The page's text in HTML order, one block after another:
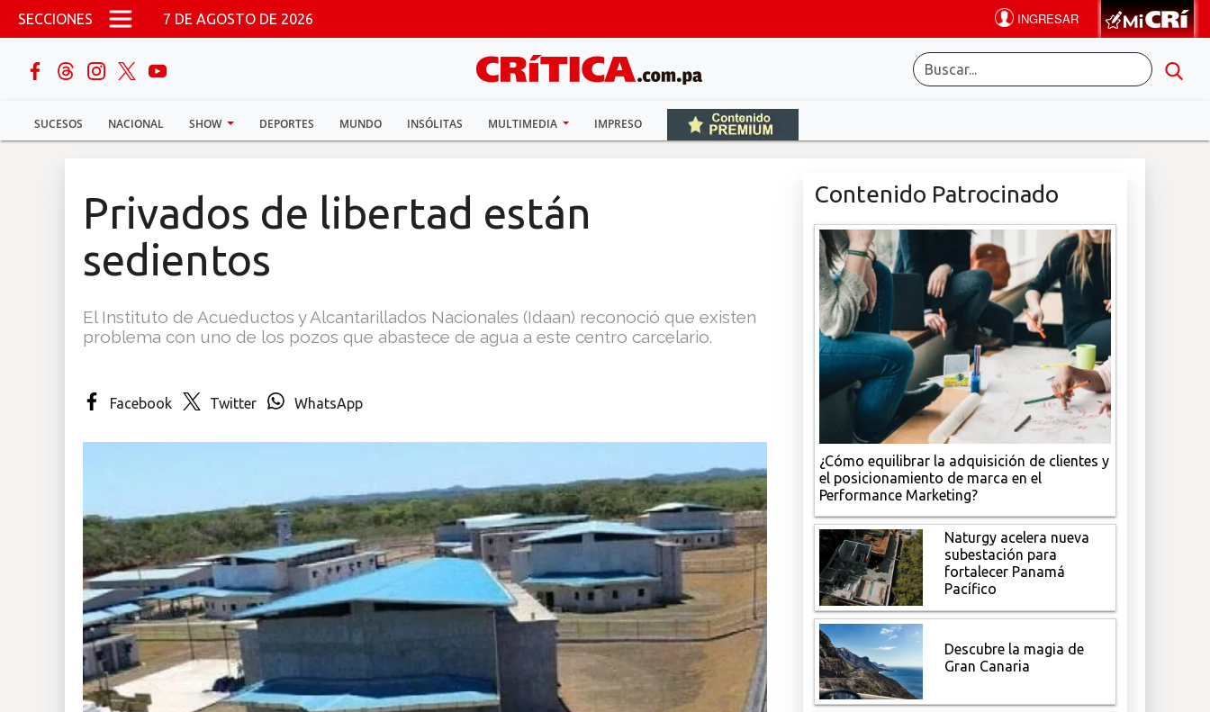
Pasar al contenido principal
SECCIONES 7 DE AGOSTO DE 2026
SUCESOS NACIONAL SHOW DEPORTES MUNDO INSÓLITAS MULTIMEDIA IMPRESO
buscar
Sucesos
Privados de libertad están
sedientos
El Instituto de Acueductos y Alcantarillados Nacionales (Idaan) reconoció que existen
problema con uno de los pozos que abastece de agua a este centro carcelario.
Facebook Twitter WhatsApp
Contenido Patrocinado
¿Cómo equilibrar la adquisición de clientes y
el posicionamiento de marca en el
Performance Marketing?
Naturgy acelera nueva
subestación para
fortalecer Panamá
Pacífico
Descubre la magia de
Gran Canaria